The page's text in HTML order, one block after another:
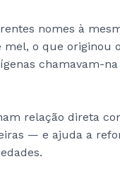
nomes à
o que originou
chamavam-
relação direta
— e ajuda a